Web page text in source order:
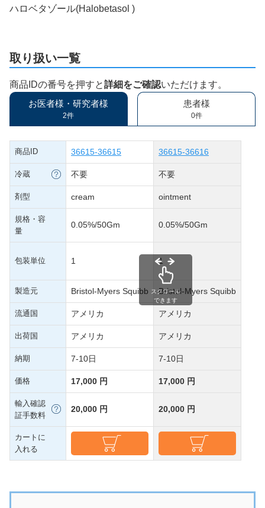
ハロベタゾール(Halobetasol )
取り扱い一覧
商品IDの番号を押すと詳細をご確認いただけます。
お医者様・研究者様
2件
患者様
0件
商品ID 36615-36615 36615-36616
冷蔵 不要 不要
剤型 cream ointment
規格・容
量
0.05%/50Gm 0.05%/50Gm
包装単位 1 1
製造元 Bristol-Myers Squibb Bristol-Myers Squibb
流通国 アメリカ アメリカ
出荷国 アメリカ アメリカ
納期 7-10日 7-10日
価格 17,000 円 17,000 円
輸入確認
証手数料
20,000 円 20,000 円
カートに
入れる
スクロール
できます